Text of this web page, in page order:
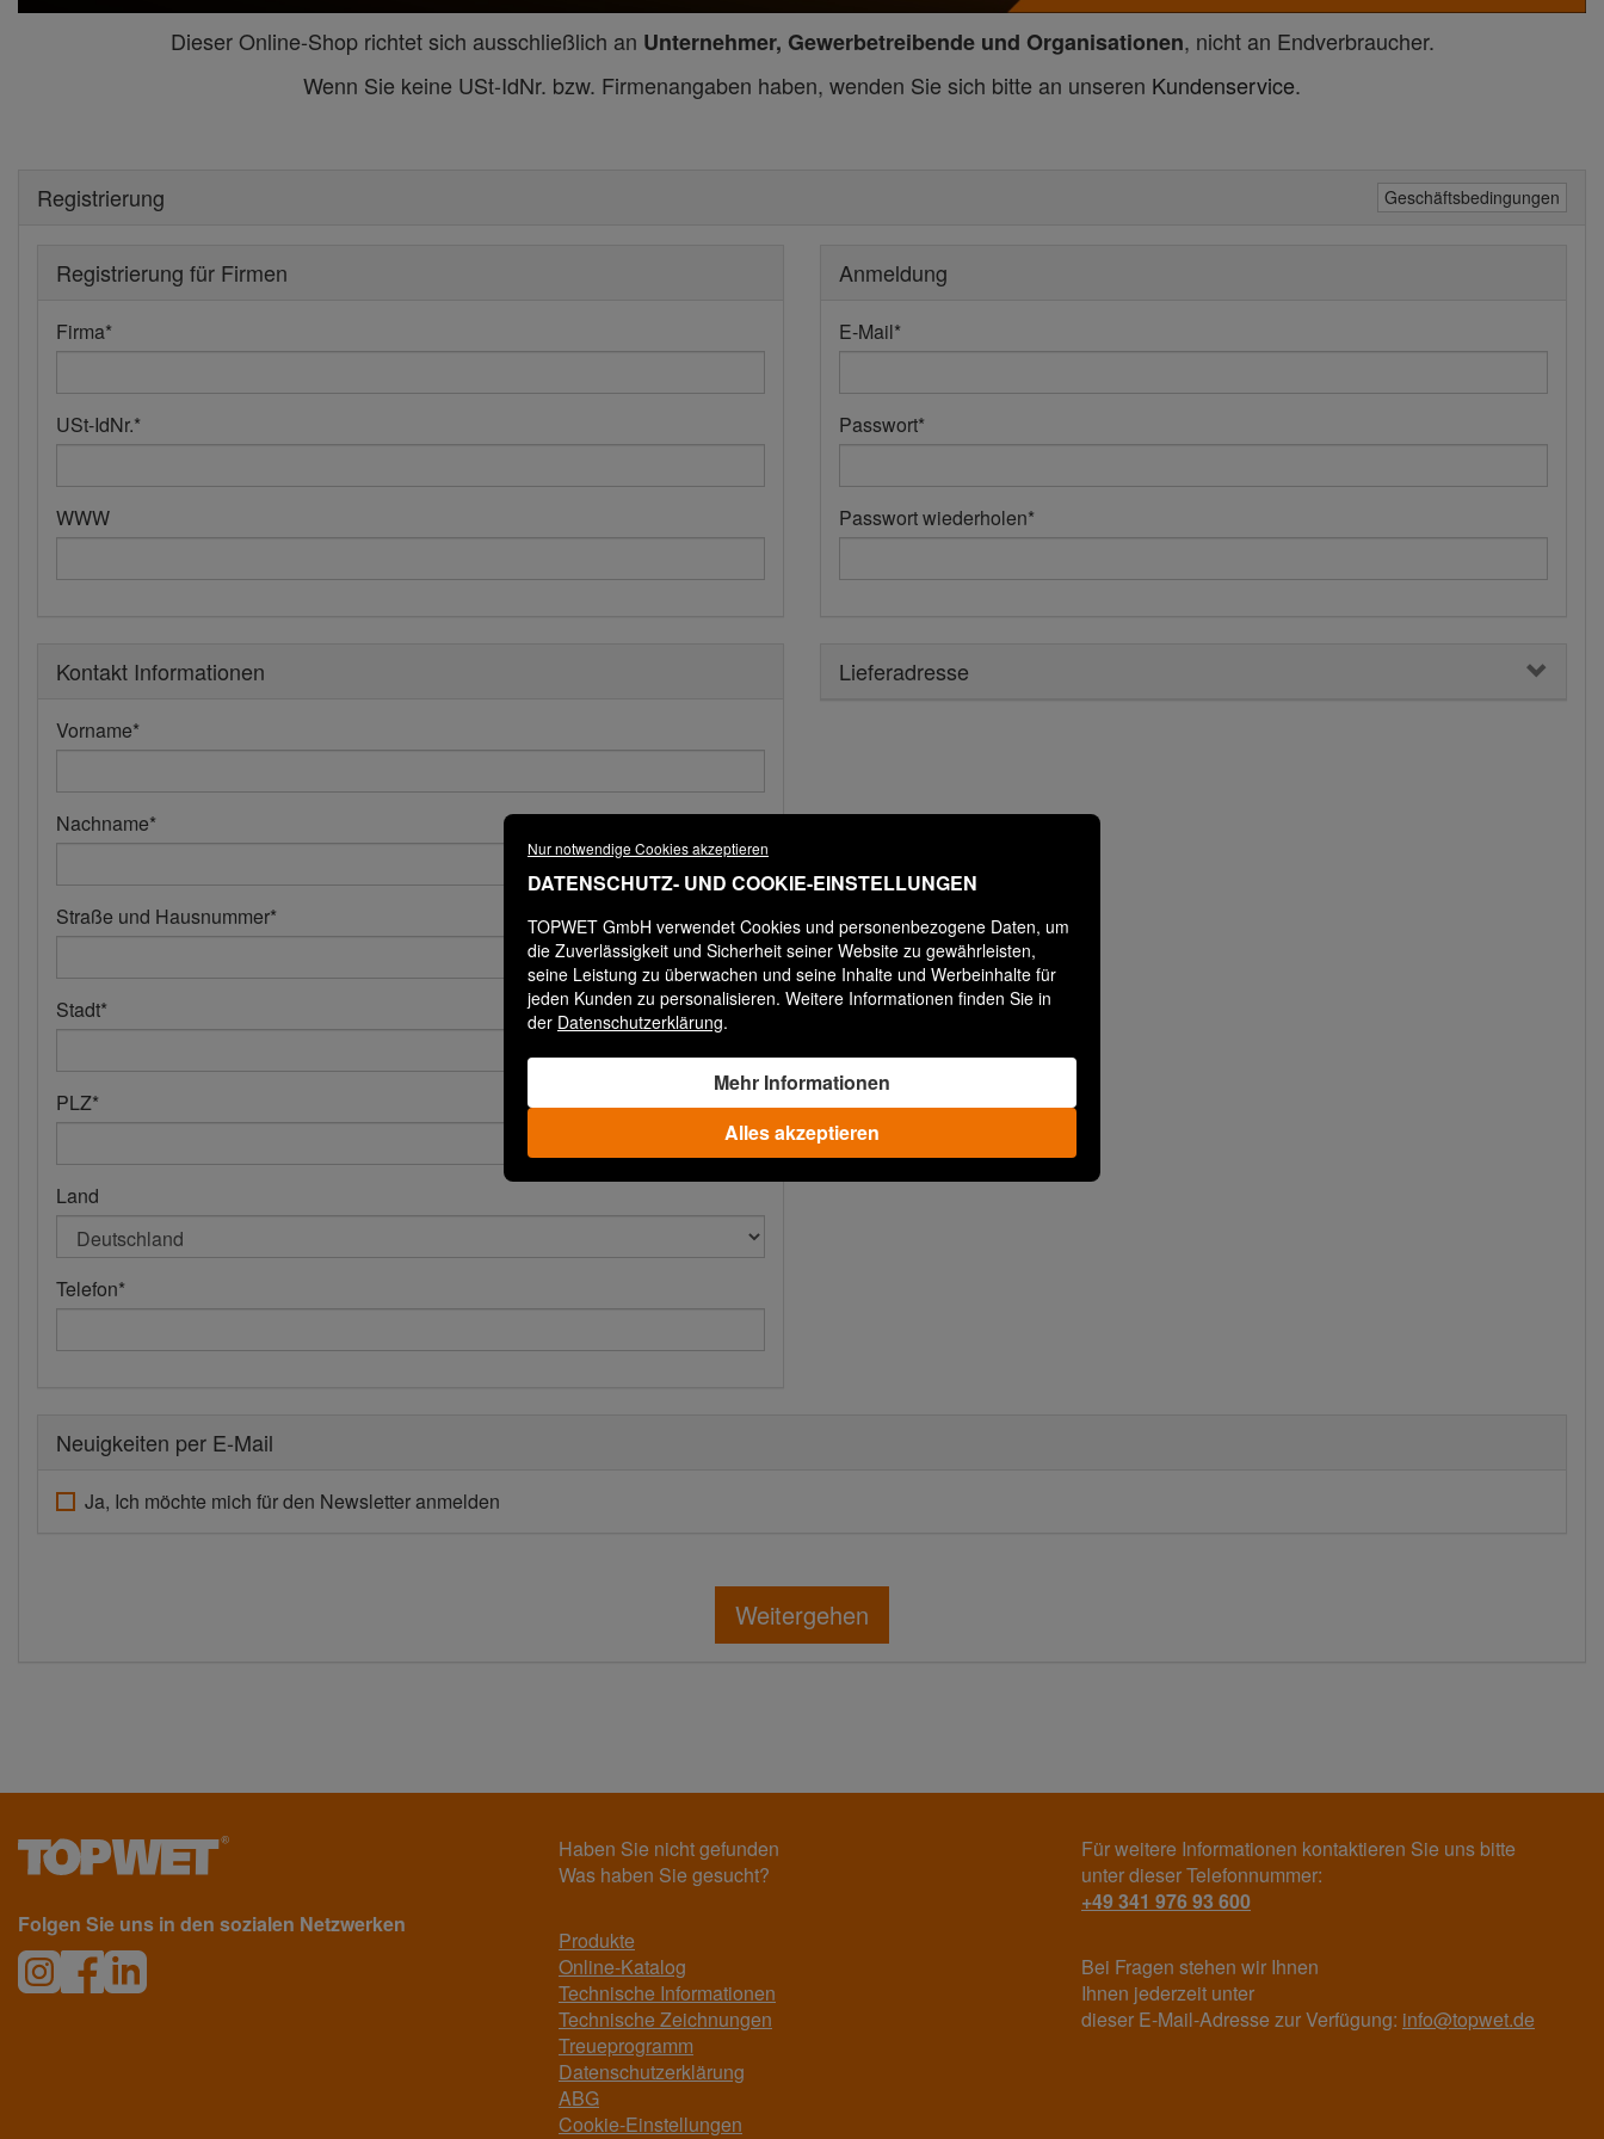
Nur notwendige Cookies akzeptieren
DATENSCHUTZ- UND COOKIE-EINSTELLUNGEN
TOPWET GmbH verwendet Cookies und personenbezogene Daten, um
die Zuverlässigkeit und Sicherheit seiner Website zu gewährleisten,
seine Leistung zu überwachen und seine Inhalte und Werbeinhalte für
jeden Kunden zu personalisieren. Weitere Informationen finden Sie in
der Datenschutzerklärung.
Mehr Informationen
Alles akzeptieren
Dieser Online-Shop richtet sich ausschließlich an Unternehmer, Gewerbetreibende und Organisationen, nicht an Endverbraucher.
Wenn Sie keine USt-IdNr. bzw. Firmenangaben haben, wenden Sie sich bitte an unseren Kundenservice.
Registrierung Geschäftsbedingungen
Registrierung für Firmen
Firma*
USt-IdNr.*
WWW
Kontakt Informationen
Vorname*
Nachname*
Straße und Hausnummer*
Stadt*
PLZ*
Land
Telefon*
Anmeldung
E-Mail*
Passwort*
Passwort wiederholen*
Lieferadresse
Neuigkeiten per E-Mail
Ja, Ich möchte mich für den Newsletter anmelden
Weitergehen
Folgen Sie uns in den sozialen Netzwerken
Haben Sie nicht gefunden
Was haben Sie gesucht?
Produkte
Online-Katalog
Technische Informationen
Technische Zeichnungen
Treueprogramm
Datenschutzerklärung
ABG
Cookie-Einstellungen
Für weitere Informationen kontaktieren Sie uns bitte
unter dieser Telefonnummer:
+49 341 976 93 600
Bei Fragen stehen wir Ihnen
Ihnen jederzeit unter
dieser E-Mail-Adresse zur Verfügung: info@topwet.de